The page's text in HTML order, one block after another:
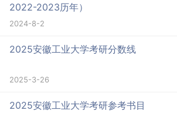
2022-2023历年）
2024-8-2
2025安徽工业大学考研分数线
2025-3-26
2025安徽工业大学考研参考书目